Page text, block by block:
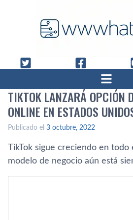
TIKTOK LANZARÁ OPCIÓN
ONLINE EN ESTADOS
Publicado el 3 octubre, 2022
TikTok sigue creciendo en todo
modelo de negocio aún está